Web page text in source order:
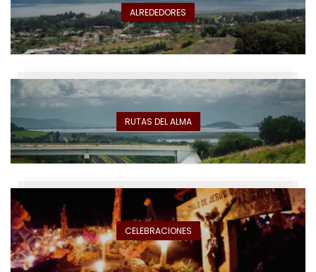
ALREDEDORES
RUTAS DEL ALMA
CELEBRACIONES